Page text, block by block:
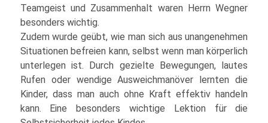
Teamgeist und Zusammenhalt waren Herrn Wegner
besonders wichtig.
Zudem wurde geübt, wie man sich aus unangenehmen
Situationen befreien kann, selbst wenn man körperlich
unterlegen ist. Durch gezielte Bewegungen, lautes
Rufen oder wendige Ausweichmanöver lernten die
Kinder, dass man auch ohne Kraft effektiv handeln
kann. Eine besonders wichtige Lektion für die